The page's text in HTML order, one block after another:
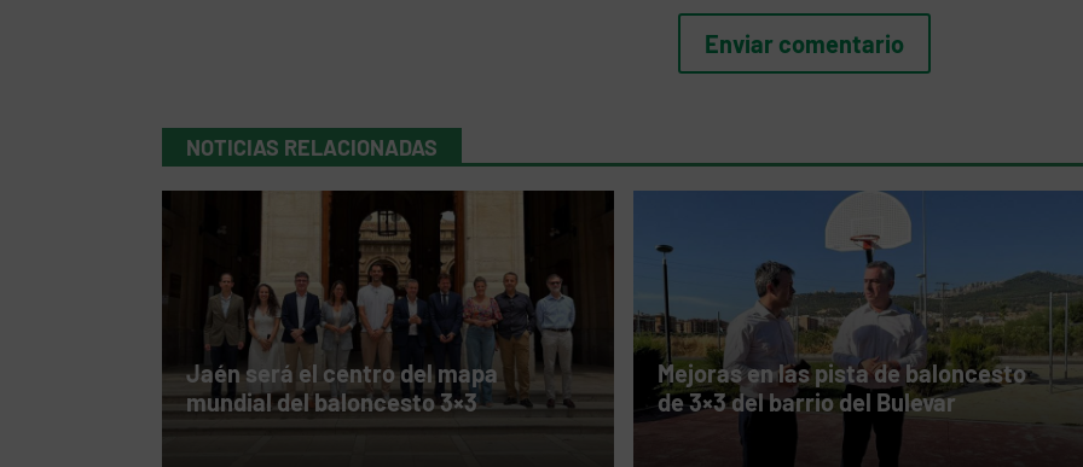
NOTICIAS RELACIONADAS
Jaén será el centro del mapa
mundial del baloncesto 3×3
Mejoras en las pista de baloncesto
de 3×3 del barrio del Bulevar